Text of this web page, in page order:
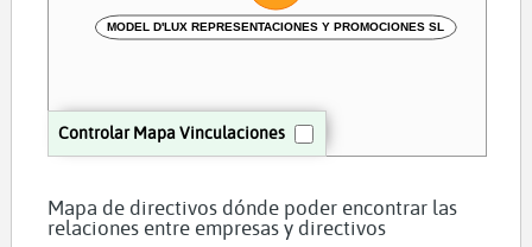
Controlar Mapa Vinculaciones
MODEL D'LUX REPRESENTACIONES Y PROMOCIONES SL
Mapa de directivos dónde poder encontrar las
relaciones entre empresas y directivos